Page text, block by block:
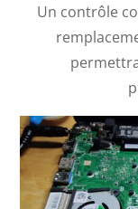
Un contrôle